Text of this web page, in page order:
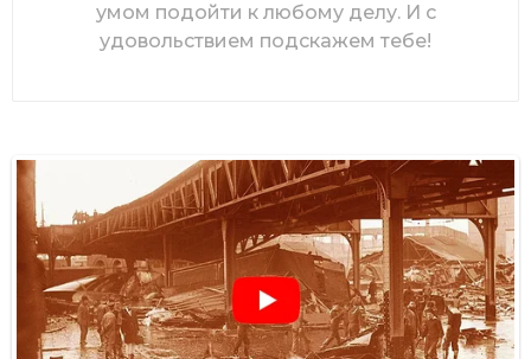
умом подойти к любому делу. И с
удовольствием подскажем тебе!